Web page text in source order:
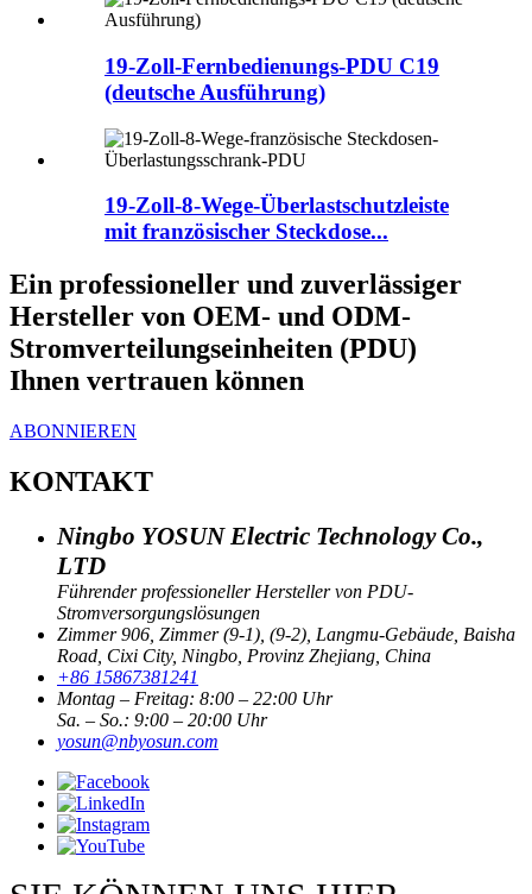
19-Zoll-Fernbedienungs-PDU C19
(deutsche Ausführung)
19-Zoll-8-Wege-Überlastschutzleiste
mit französischer Steckdose...
Ein professioneller und zuverlässiger
Hersteller von OEM- und ODM-
Stromverteilungseinheiten (PDU)
Ihnen vertrauen können
ABONNIEREN
KONTAKT
Ningbo YOSUN Electric Technology Co.,
LTD
Führender professioneller Hersteller von PDU-
Stromversorgungslösungen
Zimmer 906, Zimmer (9-1), (9-2), Langmu-Gebäude, Baisha
Road, Cixi City, Ningbo, Provinz Zhejiang, China
+86 15867381241
Montag – Freitag: 8:00 – 22:00 Uhr
Sa. – So.: 9:00 – 20:00 Uhr
yosun@nbyosun.com